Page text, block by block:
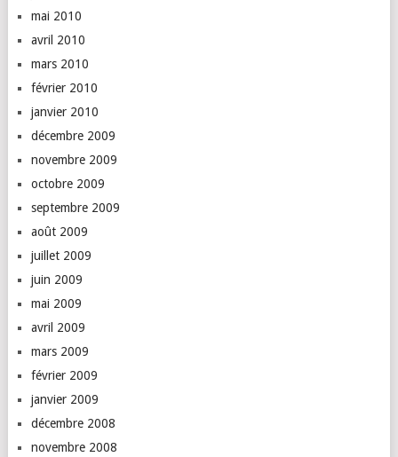
mai 2010
avril 2010
mars 2010
février 2010
janvier 2010
décembre 2009
novembre 2009
octobre 2009
septembre 2009
août 2009
juillet 2009
juin 2009
mai 2009
avril 2009
mars 2009
février 2009
janvier 2009
décembre 2008
novembre 2008